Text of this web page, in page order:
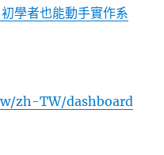
學者也能動手實作系
zh-TW/dashboard